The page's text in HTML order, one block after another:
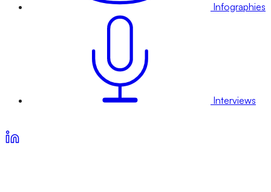
Infographies
Interviews